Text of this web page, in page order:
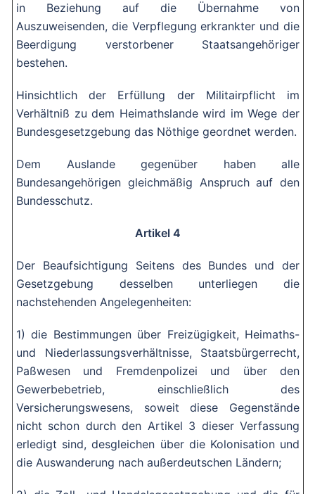
in Beziehung auf die Übernahme von
Auszuweisenden, die Verpflegung erkrankter und die
Beerdigung verstorbener Staatsangehöriger
bestehen.
Hinsichtlich der Erfüllung der Militairpflicht im
Verhältniß zu dem Heimathslande wird im Wege der
Bundesgesetzgebung das Nöthige geordnet werden.
Dem Auslande gegenüber haben alle
Bundesangehörigen gleichmäßig Anspruch auf den
Bundesschutz.
Artikel 4
Der Beaufsichtigung Seitens des Bundes und der
Gesetzgebung desselben unterliegen die
nachstehenden Angelegenheiten:
1) die Bestimmungen über Freizügigkeit, Heimaths-
und Niederlassungsverhältnisse, Staatsbürgerrecht,
Paßwesen und Fremdenpolizei und über den
Gewerbebetrieb, einschließlich des
Versicherungswesens, soweit diese Gegenstände
nicht schon durch den Artikel 3 dieser Verfassung
erledigt sind, desgleichen über die Kolonisation und
die Auswanderung nach außerdeutschen Ländern;